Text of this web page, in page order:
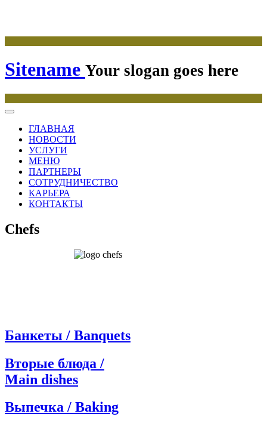
Sitename Your slogan goes here
ГЛАВНАЯ
НОВОСТИ
УСЛУГИ
МЕНЮ
ПАРТНЕРЫ
СОТРУДНИЧЕСТВО
КАРЬЕРА
КОНТАКТЫ
Chefs
Банкеты / Banquets
Вторые блюда /
Main dishes
Выпечка / Baking